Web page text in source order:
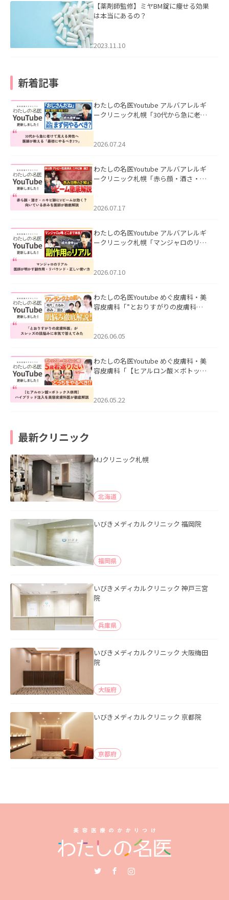
【薬剤師監修】ミヤBM錠に痩せる効果
は本当にあるの？
2023.11.10
新着記事
わたしの名医Youtube アルバアレルギ
ークリニック札幌「30代から急に老け
た。
2026.07.24
わたしの名医Youtube アルバアレルギ
ークリニック札幌「赤ら顔・酒さ・ニ
した。
2026.07.17
わたしの名医Youtube アルバアレルギ
ークリニック札幌「マンジャロのリア
た。
2026.07.10
わたしの名医Youtube めぐ皮膚科・美
容皮膚科「”とおりすがりの皮膚科
2026.06.05
わたしの名医Youtube めぐ皮膚科・美
容皮膚科「【ヒアルロン酸×ボトック
た。
2026.05.22
最新クリニック
MJクリニック札幌
北海道
いびきメディカルクリニック 福岡院
福岡県
いびきメディカルクリニック 神戸三宮
院
兵庫県
いびきメディカルクリニック 大阪梅田
院
大阪府
いびきメディカルクリニック 京都院
京都府